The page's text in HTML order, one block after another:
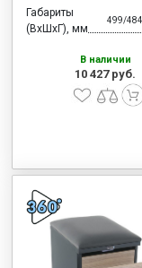
Габариты
(ВхШхГ), мм
499/
В наличии
10 427 руб.